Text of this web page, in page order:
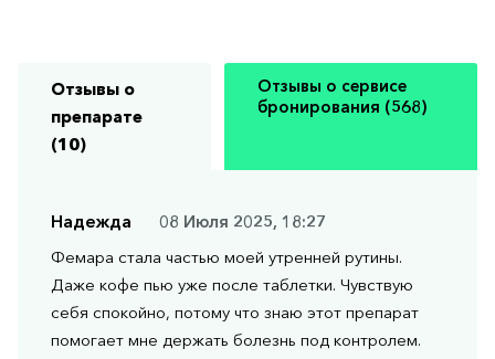
Отзывы о
препарате
(10)
Отзывы о сервисе
бронирования (568)
Надежда
08 Июля 2025, 18:27
Фемара стала частью моей утренней рутины.
Даже кофе пью уже после таблетки. Чувствую
себя спокойно, потому что знаю этот препарат
помогает мне держать болезнь под контролем.